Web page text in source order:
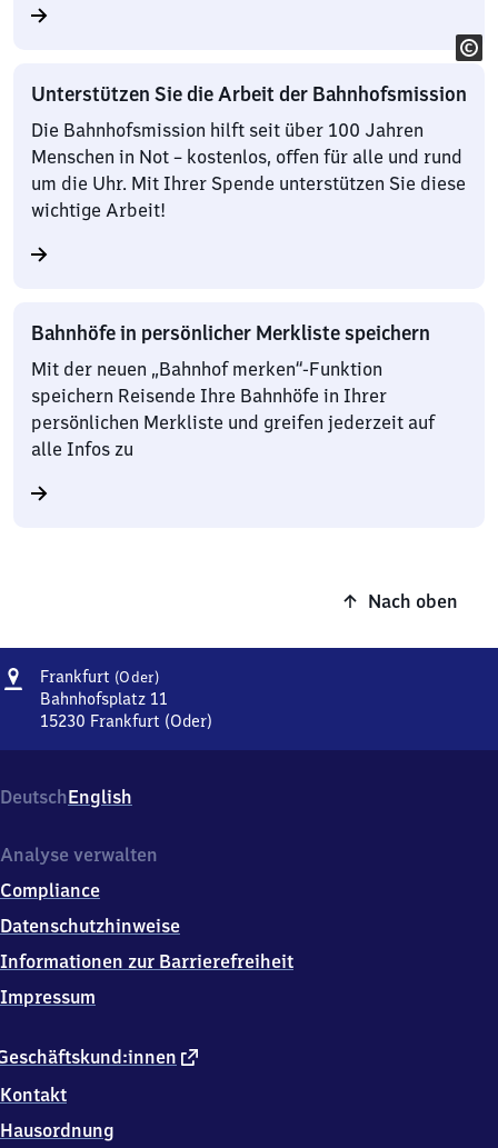
Unterstützen Sie die Arbeit der Bahnhofsmission
Die Bahnhofsmission hilft seit über 100 Jahren
Menschen in Not – kostenlos, offen für alle und rund
um die Uhr. Mit Ihrer Spende unterstützen Sie diese
wichtige Arbeit!
Bahnhöfe in persönlicher Merkliste speichern
Mit der neuen „Bahnhof merken“-Funktion
speichern Reisende Ihre Bahnhöfe in Ihrer
persönlichen Merkliste und greifen jederzeit auf
alle Infos zu
Nach oben
Adresse
Frankfurt (Oder)Frankfurt
(Oder)
Bahnhofsplatz 11
15230 Frankfurt (Oder)
Bahnhofsplatz
11,
5
3
0
(Oder)
DeutschEnglish
externer
Kontakt
Hausordnung
Analyse verwalten
Compliance
Datenschutzhinweise
Informationen zur Barrierefreiheit
Impressum